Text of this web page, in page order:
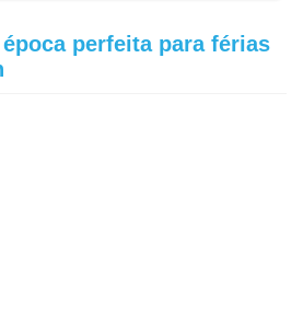
perfeita para férias